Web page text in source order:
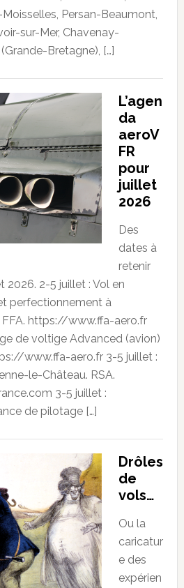
Persan-Beaumont,
sur-Mer, Chavenay-
Bretagne), […]
L’agen
da
aeroV
FR
pour
juillet
2026
Des
dates à
retenir
2026. 2-5 juillet : Vol en
perfectionnement à
FFA. https://www.ffa-aero.fr
de voltige Advanced (avion)
www.ffa-aero.fr 3-5 juillet :
le-Château. RSA.
3-5 juillet :
de pilotage […]
Drôles
de
vols…
Ou la
caricatur
e des
expérien